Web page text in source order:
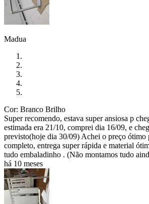
Madua
Cor: Branco Brilho
Super recomendo, estava super ansiosa p
estimada era 21/10, comprei dia 16/09, e
previsto(hoje dia 30/09) Achei o preço ótimo
completo, entrega super rápida e material
tudo embaladinho . (Não montamos tudo
há 10 meses